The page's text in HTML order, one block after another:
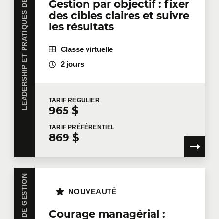
LEADERSHIP ET PRATIQUES DE GESTION
Gestion par objectif : fixer
des cibles claires et suivre
les résultats
Classe virtuelle
2 jours
TARIF RÉGULIER
965 $
TARIF PRÉFÉRENTIEL
869 $
Courage managérial :
NOUVEAUTÉ